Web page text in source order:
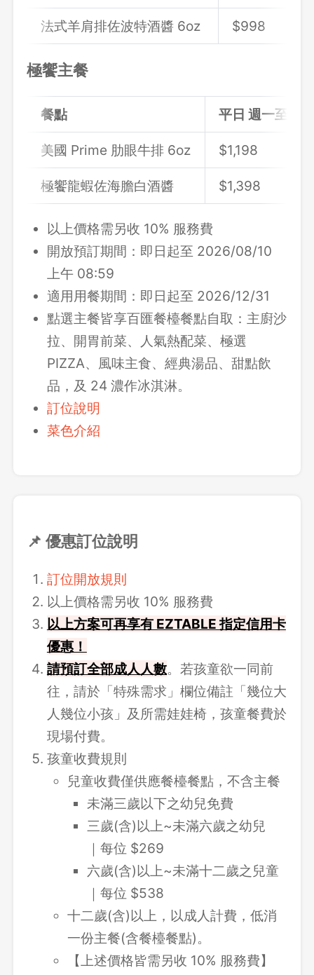
法式羊肩排佐波特酒醬 6oz $998
極饗主餐
餐點 平日 週一至週
美國 Prime 肋眼牛排 6oz $1,198
極饗龍蝦佐海膽白酒醬 $1,398
以上價格需另收 10% 服務費
開放預訂期間：即日起至 2026/08/10
上午 08:59
適用用餐期間：即日起至 2026/12/31
點選主餐皆享百匯餐檯餐點自取：主廚沙
拉、開胃前菜、人氣熱配菜、極選
PIZZA、風味主食、經典湯品、甜點飲
品，及 24 濃作冰淇淋。
訂位說明
菜色介紹
📌 優惠訂位說明
訂位開放規則
以上價格需另收 10% 服務費
以上方案可再享有 EZTABLE 指定信用卡
優惠！
請預訂全部成人人數。若孩童欲一同前
往，請於「特殊需求」欄位備註「幾位大
人幾位小孩」及所需娃娃椅，孩童餐費於
現場付費。
孩童收費規則
兒童收費僅供應餐檯餐點，不含主餐
未滿三歲以下之幼兒免費
三歲(含)以上~未滿六歲之幼兒
｜每位 $269
六歲(含)以上~未滿十二歲之兒童
｜每位 $538
十二歲(含)以上，以成人計費，低消
一份主餐(含餐檯餐點)。
【上述價格皆需另收 10% 服務費】